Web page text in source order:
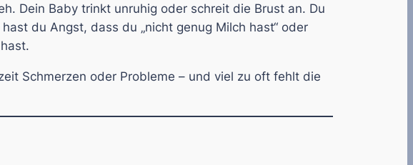
Dein Baby trinkt unruhig oder schreit die Brust an. Du
du Angst, dass du „nicht genug Milch hast“ oder
Schmerzen oder Probleme – und viel zu oft fehlt die